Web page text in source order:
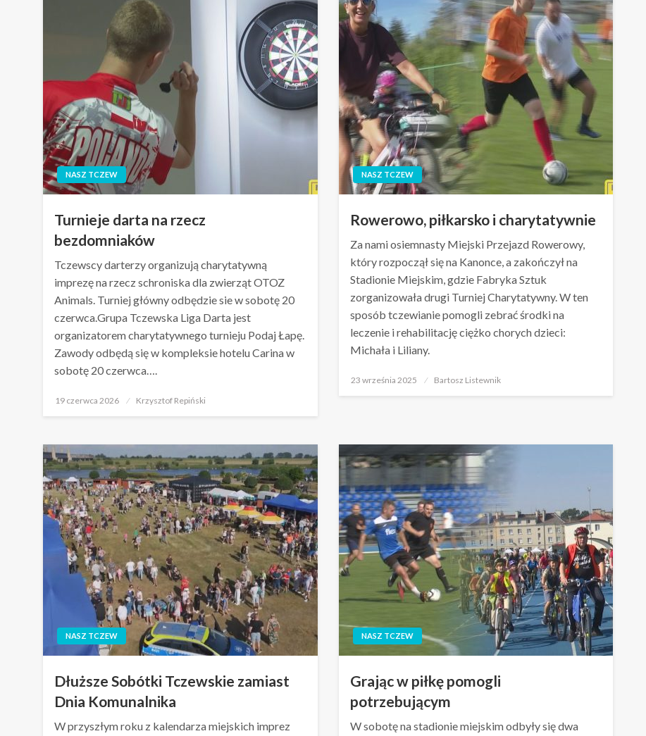
NASZ TCZEW
Turnieje darta na rzecz
bezdomniaków
Tczewscy darterzy organizują charytatywną
imprezę na rzecz schroniska dla zwierząt OTOZ
Animals. Turniej główny odbędzie sie w sobotę 20
czerwca.Grupa Tczewska Liga Darta jest
organizatorem charytatywnego turnieju Podaj Łapę.
Zawody odbędą się w kompleksie hotelu Carina w
sobotę 20 czerwca….
Opublikowane
19 czerwca 2026 Krzysztof Repiński
NASZ TCZEW
Rowerowo, piłkarsko i charytatywnie
Za nami osiemnasty Miejski Przejazd Rowerowy,
który rozpoczął się na Kanonce, a zakończył na
Stadionie Miejskim, gdzie Fabryka Sztuk
zorganizowała drugi Turniej Charytatywny. W ten
sposób tczewianie pomogli zebrać środki na
leczenie i rehabilitację ciężko chorych dzieci:
Michała i Liliany.
Opublikowane
23 września 2025 Bartosz Listewnik
NASZ TCZEW
Dłuższe Sobótki Tczewskie zamiast
Dnia Komunalnika
W przyszłym roku z kalendarza miejskich imprez
NASZ TCZEW
Grając w piłkę pomogli
potrzebującym
W sobotę na stadionie miejskim odbyły się dwa